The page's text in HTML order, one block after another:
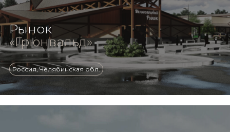
Россия, Челябинская обл.
Рынок
«Грюнвальд»